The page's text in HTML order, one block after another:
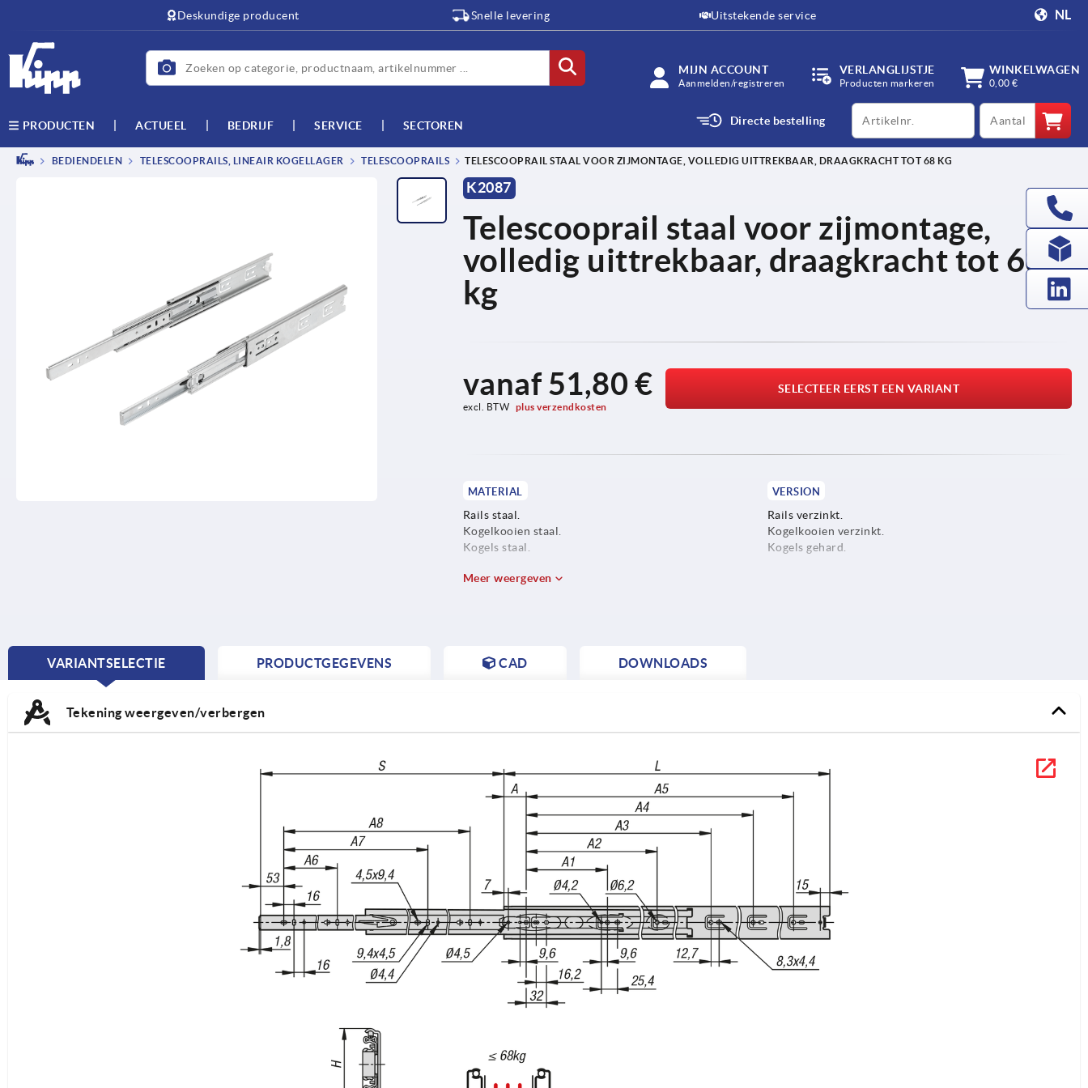
Deskundige producent Snelle levering Uitstekende service NL
MIJN ACCOUNT
Aanmelden/registreren
VERLANGLIJSTJE
Producten markeren
WINKELWAGEN
0,00 €
PRODUCTEN ACTUEEL BEDRIJF SERVICE SECTOREN Directe bestelling
productCode qty
BEDIENDELEN TELESCOOPRAILS, LINEAIR KOGELLAGER TELESCOOPRAILS TELESCOOPRAIL STAAL VOOR ZIJMONTAGE, VOLLEDIG UITTREKBAAR, DRAAGKRACHT TOT 68 KG
K2087
Telescooprail staal voor zijmontage,
volledig uittrekbaar, draagkracht tot 68
kg
vanaf51,80 €
excl. BTW plus verzendkosten
SELECTEER EERST EEN VARIANT
MATERIAL
Rails staal.
Kogelkooien staal.
Kogels staal.
VERSION
Rails verzinkt.
Kogelkooien verzinkt.
Kogels gehard.
Meer weergeven
VARIANTSELECTIE
CURRENT
PRODUCTGEGEVENS CAD DOWNLOADS
Tekening weergeven/verbergen